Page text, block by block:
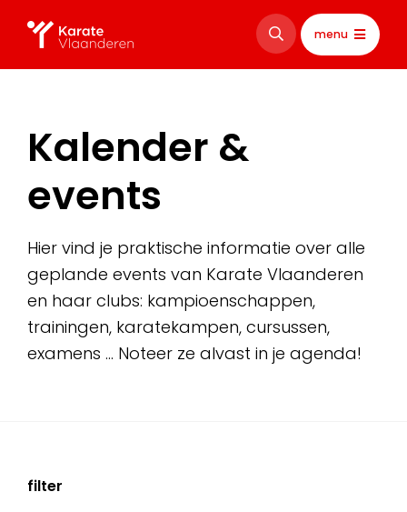
menu
Kalender &
events
Hier vind je praktische informatie over alle
geplande events van Karate Vlaanderen
en haar clubs: kampioenschappen,
trainingen, karatekampen, cursussen,
examens … Noteer ze alvast in je agenda!
filter